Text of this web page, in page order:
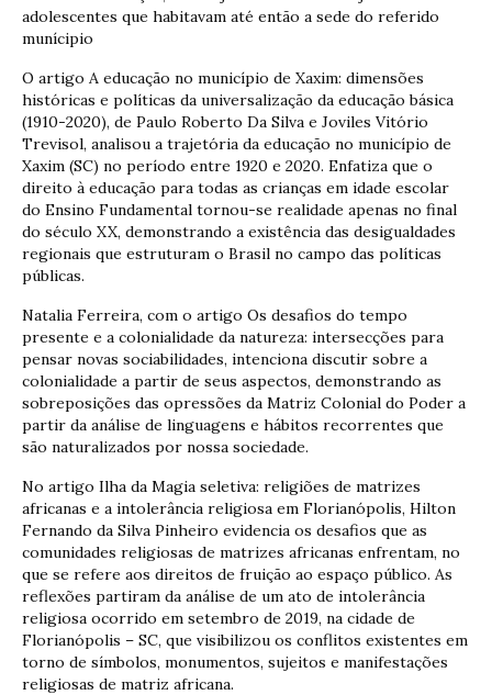
adolescentes que habitavam até então a sede do referido
munícipio
O artigo A educação no município de Xaxim: dimensões
históricas e políticas da universalização da educação básica
(1910-2020), de Paulo Roberto Da Silva e Joviles Vitório
Trevisol, analisou a trajetória da educação no município de
Xaxim (SC) no período entre 1920 e 2020. Enfatiza que o
direito à educação para todas as crianças em idade escolar
do Ensino Fundamental tornou-se realidade apenas no final
do século XX, demonstrando a existência das desigualdades
regionais que estruturam o Brasil no campo das políticas
públicas.
Natalia Ferreira, com o artigo Os desafios do tempo
presente e a colonialidade da natureza: intersecções para
pensar novas sociabilidades, intenciona discutir sobre a
colonialidade a partir de seus aspectos, demonstrando as
sobreposições das opressões da Matriz Colonial do Poder a
partir da análise de linguagens e hábitos recorrentes que
são naturalizados por nossa sociedade.
No artigo Ilha da Magia seletiva: religiões de matrizes
africanas e a intolerância religiosa em Florianópolis, Hilton
Fernando da Silva Pinheiro evidencia os desafios que as
comunidades religiosas de matrizes africanas enfrentam, no
que se refere aos direitos de fruição ao espaço público. As
reflexões partiram da análise de um ato de intolerância
religiosa ocorrido em setembro de 2019, na cidade de
Florianópolis – SC, que visibilizou os conflitos existentes em
torno de símbolos, monumentos, sujeitos e manifestações
religiosas de matriz africana.